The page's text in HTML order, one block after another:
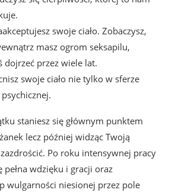
swoje ciało. Zobaczysz,
masz ogrom seksapilu,
dojrzeć przez wiele lat.
swoje ciało nie tylko w sferze
staniesz się głównym punktem
lecz później widząc Twoją
Po roku intensywnej pracy
pełna wdzięku i gracji oraz
wulgarności niesionej przez pole